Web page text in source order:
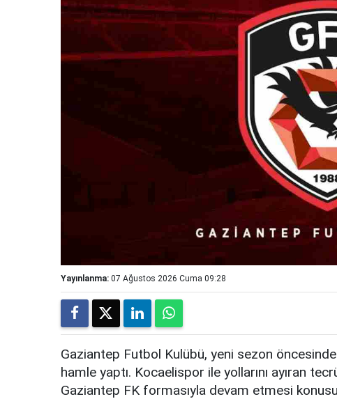
Yayınlanma: 07 Ağustos 2026 Cuma 09:28
Gaziantep Futbol Kulübü, yeni sezon
hamle yaptı. Kocaelispor ile yollarını ayıran
Gaziantep FK formasıyla devam etmesi